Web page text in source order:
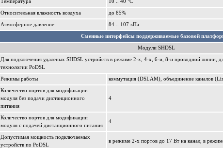
Температура 10 .. 40 °С
Относительная влажность воздуха до 85%
Атмосферное давление 84 .. 107 кПа
Сменные интерфейсы поддерживаемые базовой
Модули SHDSL
Для подключения удаленых SHDSL устройств в режиме 2-х, 4-х, 6-и, 8-и проводной линии,
технологии PoDSL
Режимы работы коммутация (DSLAM), объединение каналов
Количество портов для модификации
модуля без подачи дистанционного
питания
4
Количество портов для модификации
модуля с подачей дистанционного питания
4
Допустимая мощность подключаемых
устройств по PoDSL
в режиме 2-х портов до 17 Вт на канал, в